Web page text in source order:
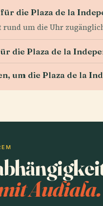
die Plaza de la
rund um die Uhr
die Plaza de la
um die Plaza de la
Audiala.